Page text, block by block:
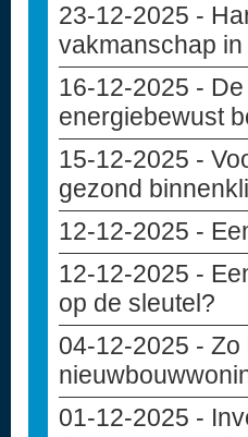
23-12-2025 -
vakmanschap
16-12-2025 -
energiebewust
15-12-2025 -
gezond
12-12-2025 -
12-12-2025 -
op de sleutel?
04-12-2025 - Zo
01-12-2025 -